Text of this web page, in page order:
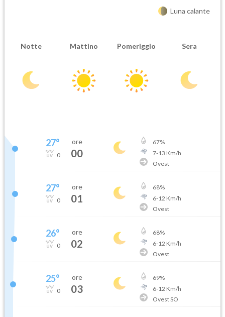
Luna calante
Notte Mattino Pomeriggio Sera
27°
0
ore
00
67%
7-13 Km/h
Ovest
27°
0
ore
01
68%
6-12 Km/h
Ovest
26°
0
ore
02
68%
6-12 Km/h
Ovest
25°
0
ore
03
69%
6-12 Km/h
Ovest SO